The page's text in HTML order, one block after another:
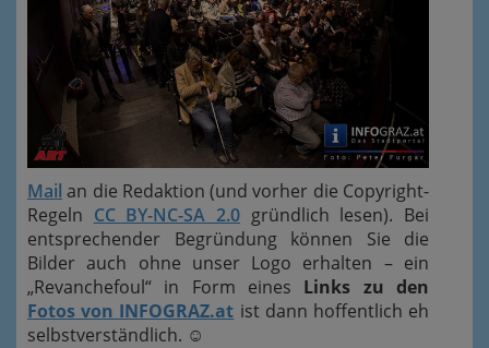
Mail an die Redaktion (und vorher die Copyright-
Regeln CC BY-NC-SA 2.0 gründlich lesen). Bei
entsprechender Begründung können Sie die
Bilder auch ohne unser Logo erhalten – ein
„Revanchefoul“ in Form eines Links zu den
Fotos von INFOGRAZ.at ist dann hoffentlich eh
selbstverständlich. ☺